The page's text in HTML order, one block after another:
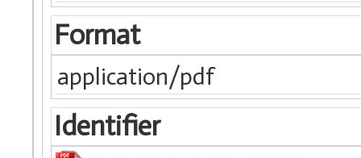
Format
application/pdf
Identifier